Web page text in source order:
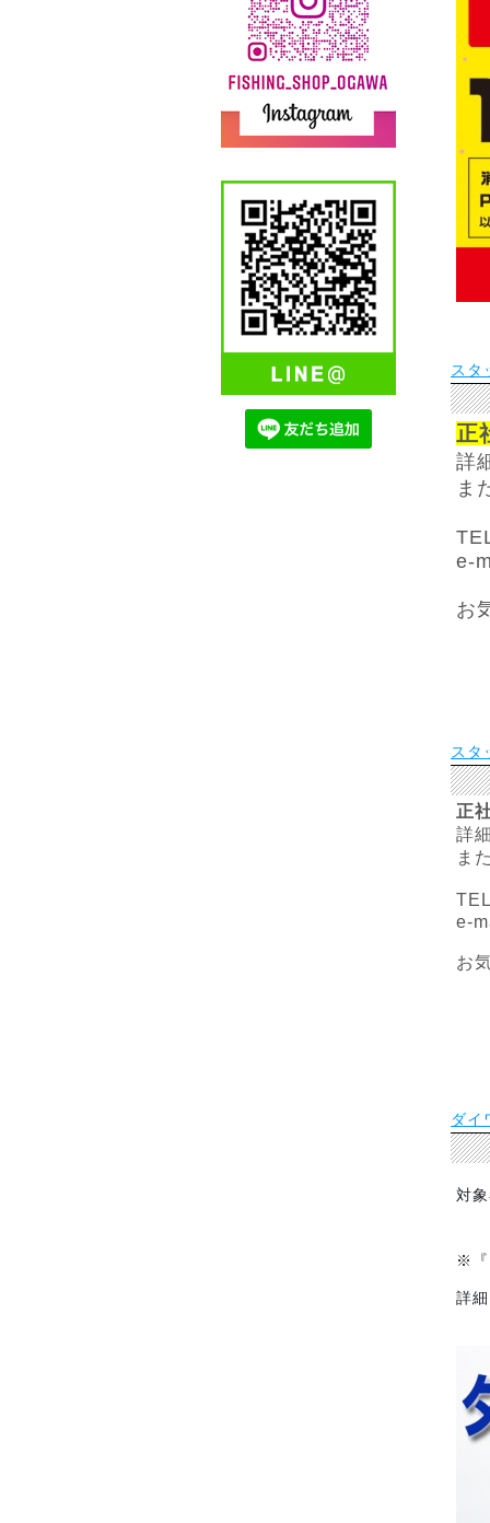
スタ
正
詳
ま
e-
お
スタ
正
詳
ま
e-
お
ダイ
対
※『
詳